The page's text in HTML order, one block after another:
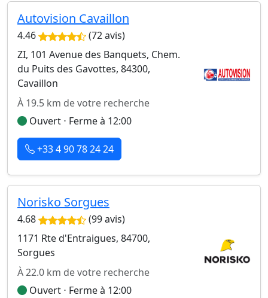
Autovision Cavaillon
4.46
(72 avis)
ZI, 101 Avenue des Banquets, Chem.
du Puits des Gavottes, 84300,
Cavaillon
À 19.5 km de votre recherche
Ouvert ⋅ Ferme à 12:00
+33 4 90 78 24 24
Norisko Sorgues
4.68
(99 avis)
1171 Rte d'Entraigues, 84700,
Sorgues
À 22.0 km de votre recherche
Ouvert ⋅ Ferme à 12:00